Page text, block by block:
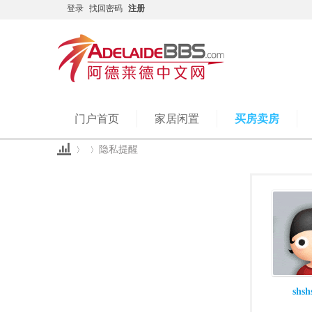
登录 找回密码 注册
门户首页 家居闲置 买房卖房
隐私提醒